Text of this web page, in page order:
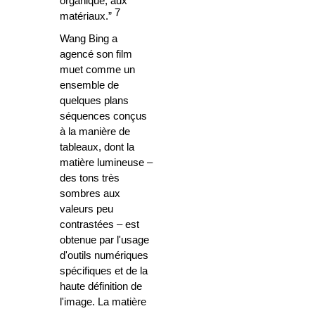
matériaux.” 7
Wang Bing a
agencé son film
muet comme un
ensemble de
quelques plans
séquences conçus
à la manière de
tableaux, dont la
matière lumineuse –
des tons très
sombres aux
valeurs peu
contrastées – est
obtenue par l'usage
d'outils numériques
spécifiques et de la
haute définition de
l'image. La matière